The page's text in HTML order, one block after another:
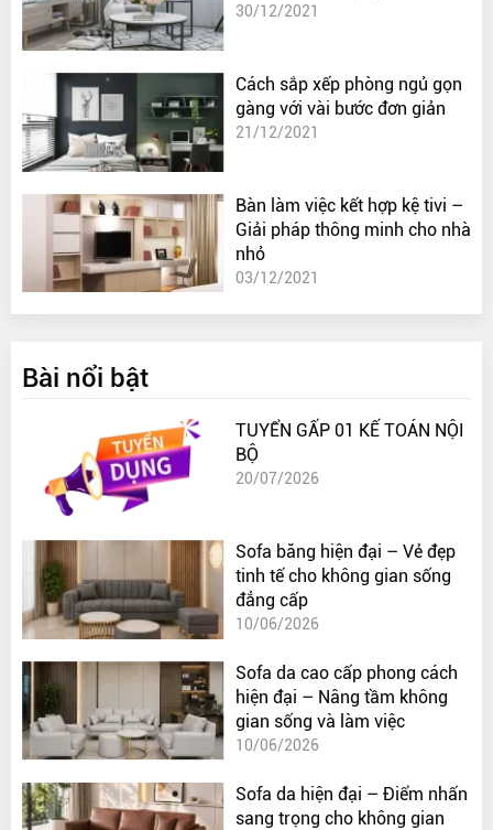
30/12/2021
Cách sắp xếp phòng ngủ gọn
gàng với vài bước đơn giản
21/12/2021
Bàn làm việc kết hợp kệ tivi –
Giải pháp thông minh cho nhà
nhỏ
03/12/2021
Bài nổi bật
TUYỂN GẤP 01 KẾ TOÁN NỘI
BỘ
20/07/2026
Sofa băng hiện đại – Vẻ đẹp
tinh tế cho không gian sống
đẳng cấp
10/06/2026
Sofa da cao cấp phong cách
hiện đại – Nâng tầm không
gian sống và làm việc
10/06/2026
Sofa da hiện đại – Điểm nhấn
sang trọng cho không gian